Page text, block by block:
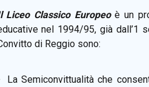
Liceo Classico Europeoè un
nel 1994/95, già dall’1
di Reggio sono:
La Semiconvittualità che